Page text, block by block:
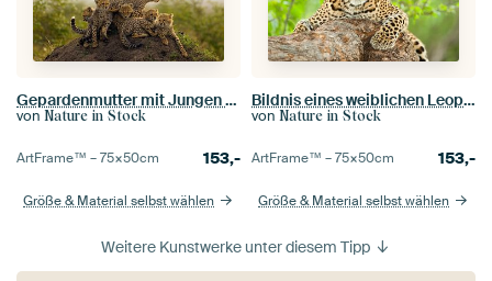
Gepardenmutter mit Jungen auf einem Termitenhügel
von Nature in Stock
ArtFrame™ –75×50cm 153,-
Größe & Material selbst wählen
Bildnis eines weiblichen Leoparden (Panthera pardus) in einem Baum
von Nature in Stock
ArtFrame™ –75×50cm 153,-
Größe & Material selbst wählen
Weitere Kunstwerke unter diesem Tipp